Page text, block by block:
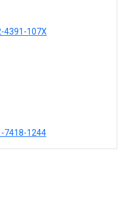
4391-107X
7418-1244